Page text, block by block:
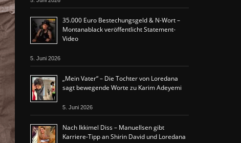
35.000 Euro Bestechungsgeld & N-Wort –
Montanablack veröffentlicht Statement-
Video
5. Juni 2026
„Mein Vater“ – Die Tochter von Loredana
sagt bewegende Worte zu Karim Adeyemi
5. Juni 2026
Nach Ikkimel Diss – Manuellsen gibt
Karriere-Tipp an Shirin David und Loredana